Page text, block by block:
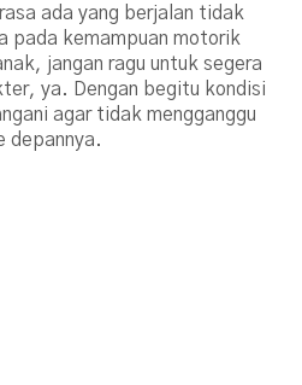
ada yang berjalan tidak
pada kemampuan motorik
jangan ragu untuk segera
ya. Dengan begitu kondisi
agar tidak mengganggu
depannya.